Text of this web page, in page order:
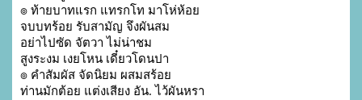
๏ ท้ายบาทแรก แทรกโท มาโห่ห้อย
จบบทร้อย รับสามัญ จึงผันสม
อย่าไปซัด จัตวา ไม่น่าชม
สูงระงม เงยโหน เดี๋ยวโดนปา
๏ คำสัมผัส จัดนิยม ผสมสร้อย
ท่านมักต้อย แต่งเสียง อัน. ไว้ผันหรา